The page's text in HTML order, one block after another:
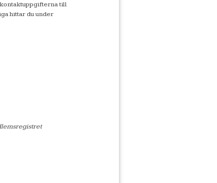
till
hittar du under